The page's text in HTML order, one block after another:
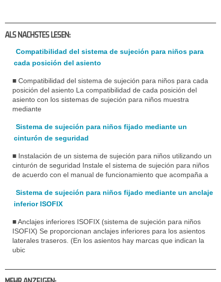
ALS NACHSTES LESEN:
Compatibilidad del sistema de sujeción para niños para
cada posición del asiento
■ Compatibilidad del sistema de sujeción para niños para cada
posición del asiento La compatibilidad de cada posición del
asiento con los sistemas de sujeción para niños muestra
mediante
Sistema de sujeción para niños fijado mediante un
cinturón de seguridad
■ Instalación de un sistema de sujeción para niños utilizando un
cinturón de seguridad Instale el sistema de sujeción para niños
de acuerdo con el manual de funcionamiento que acompaña a
Sistema de sujeción para niños fijado mediante un anclaje
inferior ISOFIX
■ Anclajes inferiores ISOFIX (sistema de sujeción para niños
ISOFIX) Se proporcionan anclajes inferiores para los asientos
laterales traseros. (En los asientos hay marcas que indican la
ubic